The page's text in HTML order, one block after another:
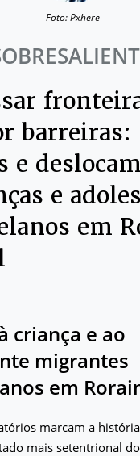
Foto: Pxhere
barreiras:
e
e
em
criança e ao
migrantes
em
marcam a
mais setentrional